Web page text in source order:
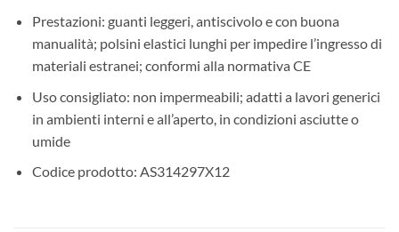
Prestazioni: guanti leggeri, antiscivolo e con buona
manualità; polsini elastici lunghi per impedire l’ingresso di
materiali estranei; conformi alla normativa CE
Uso consigliato: non impermeabili; adatti a lavori generici
in ambienti interni e all’aperto, in condizioni asciutte o
umide
Codice prodotto: AS314297X12